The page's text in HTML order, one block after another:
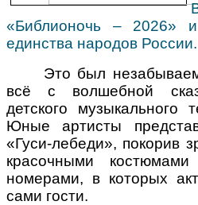
«Библионочь – 2026»
единства народов России.
Это был
всё с волшебной
детского музыкального
Юные артисты
«Гуси-лебеди», покорив
красочными
номерами, в которых
сами гости.